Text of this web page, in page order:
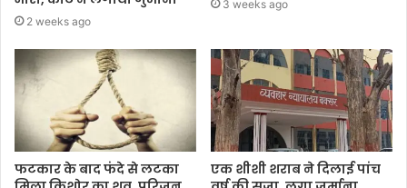
2 weeks ago
3 weeks ago
फटकार के बाद फंदे से लटका
एक शीशी शराब ने दिलाई पांच